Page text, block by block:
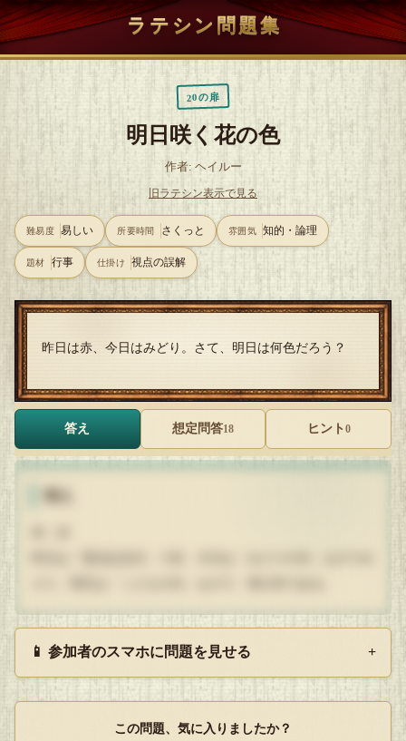
ラテシン問題集
20の扉
明日咲く花の色
作者: ヘイルー
旧ラテシン表示で見る
難易度 易しい 所要時間 さくっと 雰囲気 知的・論理
題材 行事 仕掛け 視点の誤解
昨日は赤、今日はみどり。さて、明日は何色だろう？
答え 想定問答18 ヒント 0
Q
解答を開封する
タップで封を割る
📱 参加者のスマホに問題を見せる +
この問題、気に入りましたか？